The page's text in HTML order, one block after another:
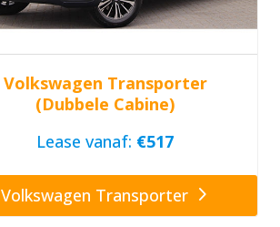
Volkswagen Transporter
(Dubbele Cabine)
Lease vanaf: €517
Volkswagen Transporter